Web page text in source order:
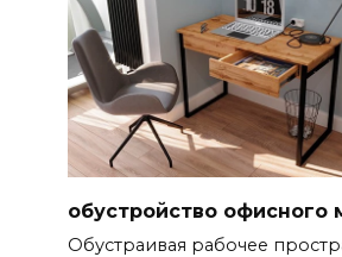
обустройство офисного
Обустраивая рабочее